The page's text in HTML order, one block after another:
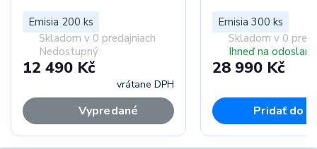
Emisia 200 ks
Skladom v 0 predajniach
Nedostupný
12 490 Kč
vrátane DPH
Vypredané
Emisia 300 ks
Skladom v 0
Ihneď na
28 990 Kč
Pridať do